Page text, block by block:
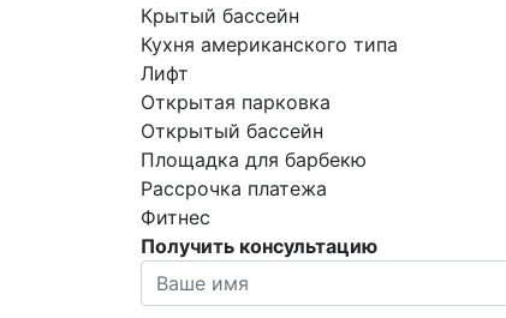
Крытый бассейн
Кухня американского типа
Лифт
Открытая парковка
Открытый бассейн
Площадка для барбекю
Рассрочка платежа
Фитнес
Получить консультацию